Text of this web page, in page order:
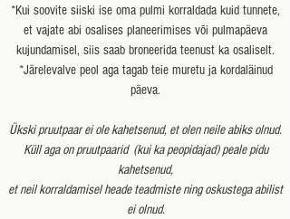
*Kui soovite siiski ise oma pulmi korraldada kuid tunnete,
et vajate abi osalises planeerimises või pulmapäeva
kujundamisel, siis saab broneerida teenust ka osaliselt.
*Järelevalve peol aga tagab teie muretu ja kordaläinud
päeva.
Ükski pruutpaar ei ole kahetsenud, et olen neile abiks olnud.
Küll aga on pruutpaarid (kui ka peopidajad) peale pidu
kahetsenud,
et neil korraldamisel heade teadmiste ning oskustega abilist
ei olnud.